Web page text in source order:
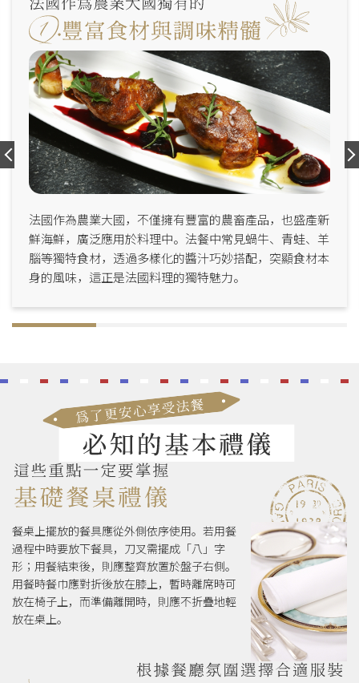
法國作為農業大國，不僅擁有豐富的農畜產品，也盛產新
鮮海鮮，廣泛應用於料理中。法餐中常見蝸牛、青蛙、羊
腦等獨特食材，透過多樣化的醬汁巧妙搭配，突顯食材本
身的風味，這正是法國料理的獨特魅力。
餐桌上擺放的餐具應從外側依序使用。若用餐
過程中時要放下餐具，刀叉需擺成「八」字
形；用餐結束後，則應整齊放置於盤子右側。
用餐時餐巾應對折後放在膝上，暫時離席時可
放在椅子上，而準備離開時，則應不折疊地輕
放在桌上。